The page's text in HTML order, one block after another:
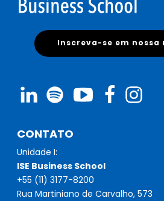
Inscreva-se em nossa
CONTATO
Unidade I:
ISE Business School
+55 (11) 3177-8200
Rua Martiniano de Carvalho, 573